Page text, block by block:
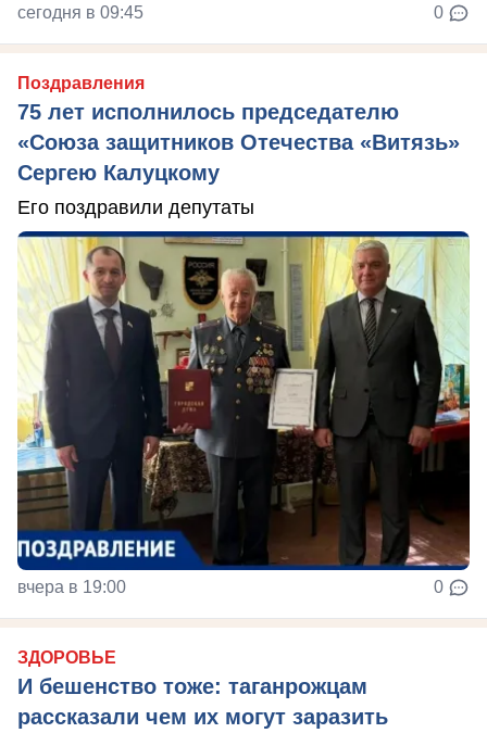
сегодня в 09:45 0
Поздравления
75 лет исполнилось председателю
«Союза защитников Отечества «Витязь»
Сергею Калуцкому
Его поздравили депутаты
вчера в 19:00 0
ЗДОРОВЬЕ
И бешенство тоже: таганрожцам
рассказали чем их могут заразить